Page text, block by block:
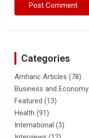
Categories
Amharic Articles (78)
Business and Economy
Featured (13)
Health (91)
International (3)